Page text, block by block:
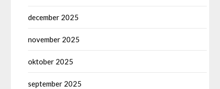
december 2025
november 2025
oktober 2025
september 2025